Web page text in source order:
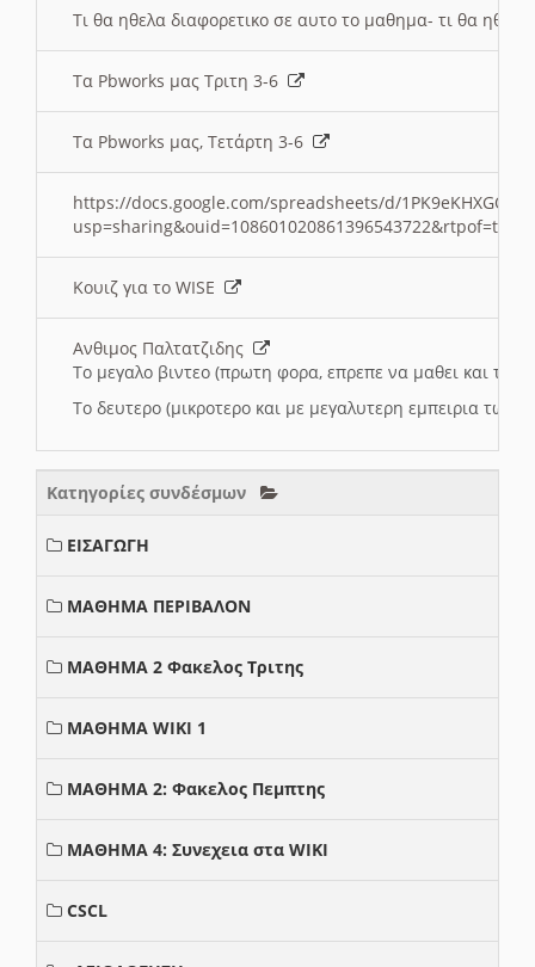
Τι θα ηθελα διαφορετικο σε αυτο το μαθημα- τι θα
Τα Pbworks μας Τριτη 3-6
Τα Pbworks μας, Τετάρτη 3-6
https://docs.google.com/spreadsheets/d/
Κουιζ για το WISE
Ανθιμος Παλτατζιδης
Το μεγαλο βιντεο (πρωτη φορα, επρεπε να μαθει και το
Το δευτερο (μικροτερο και με μεγαλυτερη εμπειρια
Κατηγορίες συνδέσμων
ΕΙΣΑΓΩΓΗ
ΜΑΘΗΜΑ ΠΕΡΙΒΑΛΟΝ
ΜΑΘΗΜΑ 2 Φακελος Τριτης
ΜΑΘΗΜΑ WIKI 1
ΜΑΘΗΜΑ 2: Φακελος Πεμπτης
ΜΑΘΗΜΑ 4: Συνεχεια στα WIKI
CSCL